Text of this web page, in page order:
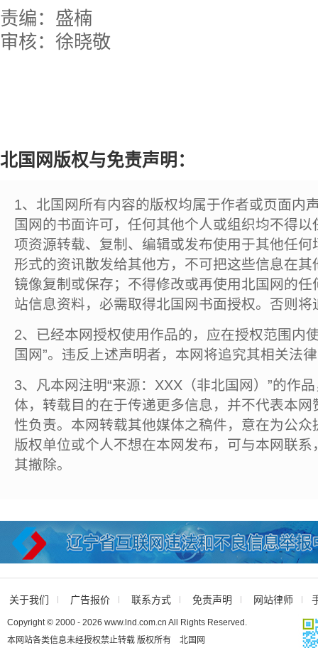
责编：盛楠
审核：徐晓敬
北国网版权与免责声明：
1、北国网所有内容的版权均属于作者或页面内
国网的书面许可，任何其他个人或组织均不得
项资源转载、复制、编辑或发布使用于其他任
形式的资讯散发给其他方，不可把这些信息在
镜像复制或保存；不得修改或再使用北国网的
站信息资料，必需取得北国网书面授权。否则将
2、已经本网授权使用作品的，应在授权范围内
国网”。违反上述声明者，本网将追究其相关法
3、凡本网注明“来源：XXX（非北国网）”的作
体，转载目的在于传递更多信息，并不代表本
性负责。本网转载其他媒体之稿件，意在为公
版权单位或个人不想在本网发布，可与本网联
其撤除。
关于我们 广告报价 联系方式 免责声明 网站律师
Copyright © 2000 - 2026 www.lnd.com.cn All Rights Reserved.
本网站各类信息未经授权禁止转载 版权所有 北国网